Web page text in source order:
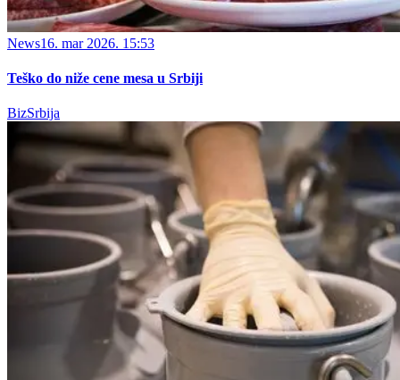
News16. mar 2026. 15:53
Teško do niže cene mesa u Srbiji
BizSrbija